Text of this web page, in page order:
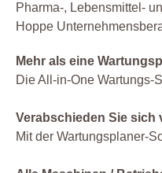
Pharma-, Lebensmittel-
Hoppe
Mehr als eine
Die All-in-One Wartungs-
Verabschieden Sie sich
Mit der Wartungsplaner-